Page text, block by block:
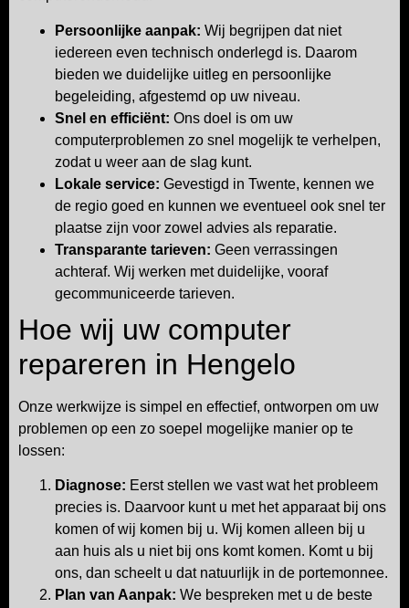
Persoonlijke aanpak: Wij begrijpen dat niet
iedereen even technisch onderlegd is. Daarom
bieden we duidelijke uitleg en persoonlijke
begeleiding, afgestemd op uw niveau.
Snel en efficiënt: Ons doel is om uw
computerproblemen zo snel mogelijk te verhelpen,
zodat u weer aan de slag kunt.
Lokale service: Gevestigd in Twente, kennen we
de regio goed en kunnen we eventueel ook snel ter
plaatse zijn voor zowel advies als reparatie.
Transparante tarieven: Geen verrassingen
achteraf. Wij werken met duidelijke, vooraf
gecommuniceerde tarieven.
Hoe wij uw computer
repareren in Hengelo
Onze werkwijze is simpel en effectief, ontworpen om uw
problemen op een zo soepel mogelijke manier op te
lossen:
Diagnose: Eerst stellen we vast wat het probleem
precies is. Daarvoor kunt u met het apparaat bij ons
komen of wij komen bij u. Wij komen alleen bij u
aan huis als u niet bij ons komt komen. Komt u bij
ons, dan scheelt u dat natuurlijk in de portemonnee.
Plan van Aanpak: We bespreken met u de beste